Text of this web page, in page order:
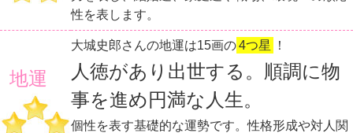
性を表します。
地運
大城史郎さんの地運は15画の4つ星 ！
人徳があり出世する。順調に物
事を進め円満な人生。
個性を表す基礎的な運勢です。性格形成や対人関